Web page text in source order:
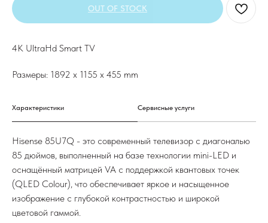
OUT OF STOCK
4K UltraHd Smart TV
Размеры: 1892 x 1155 x 455 mm
Характеристики Сервисные услуги
Hisense 85U7Q - это современный телевизор с диагональю
85 дюймов, выполненный на базе технологии mini-LED и
оснащённый матрицей VA с поддержкой квантовых точек
(QLED Colour), что обеспечивает яркое и насыщенное
изображение с глубокой контрастностью и широкой
цветовой гаммой.